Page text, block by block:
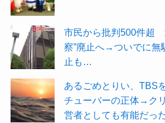
市民から批判500件超
察”廃止へ→ついでに無
止も…
あるごめとりい、TBS
チューバーの正体→ク
営者としても有能だっ